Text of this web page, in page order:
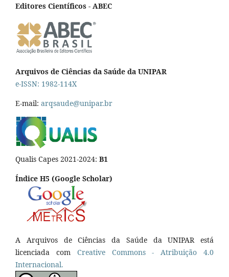
Editores Científicos - ABEC
Arquivos de Ciências da Saúde da UNIPAR
e-ISSN: 1982-114X
E-mail: arqsaude@unipar.br
Qualis Capes 2021-2024: B1
Índice H5 (Google Scholar)
A Arquivos de Ciências da Saúde da UNIPAR está
licenciada com Creative Commons - Atribuição 4.0
Internacional.